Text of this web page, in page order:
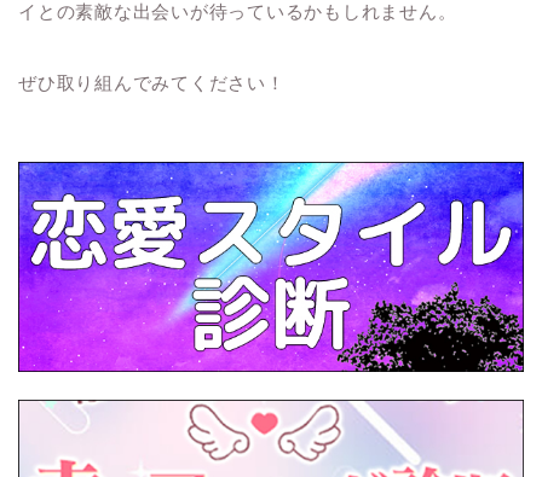
イとの素敵な出会いが待っているかもしれません。
ぜひ取り組んでみてください！